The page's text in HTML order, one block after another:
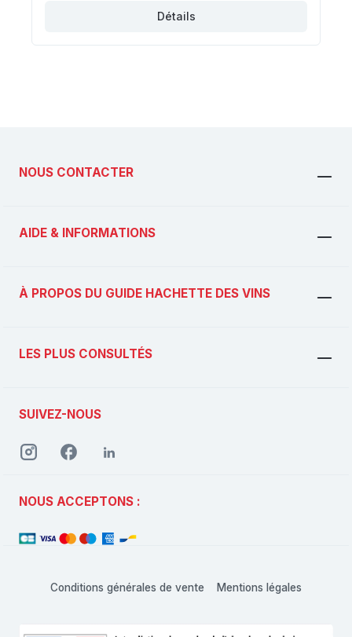
Détails
NOUS CONTACTER
AIDE & INFORMATIONS
À PROPOS DU GUIDE HACHETTE DES VINS
LES PLUS CONSULTÉS
SUIVEZ-NOUS
NOUS ACCEPTONS :
Conditions générales de vente Mentions légales